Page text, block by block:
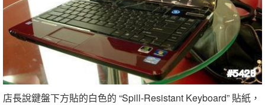
店長說鍵盤下方貼的白色的 “Spill-Resistant Keyboard” 貼紙，